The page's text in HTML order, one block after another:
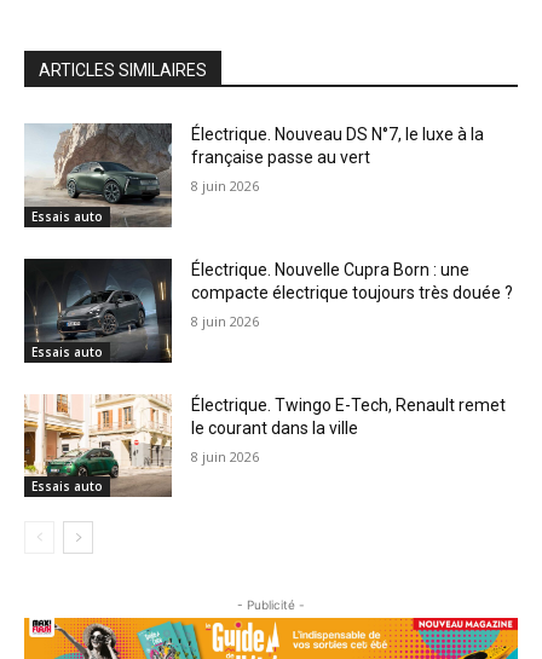
ARTICLES SIMILAIRES
Essais auto
Électrique. Nouveau DS N°7, le luxe à la
française passe au vert
8 juin 2026
Essais auto
Électrique. Nouvelle Cupra Born : une
compacte électrique toujours très douée ?
8 juin 2026
Essais auto
Électrique. Twingo E-Tech, Renault remet
le courant dans la ville
8 juin 2026
- Publicité -